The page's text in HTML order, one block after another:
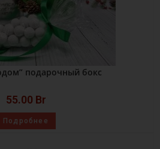
подарочный бокс
55.00 Br
Подробнее